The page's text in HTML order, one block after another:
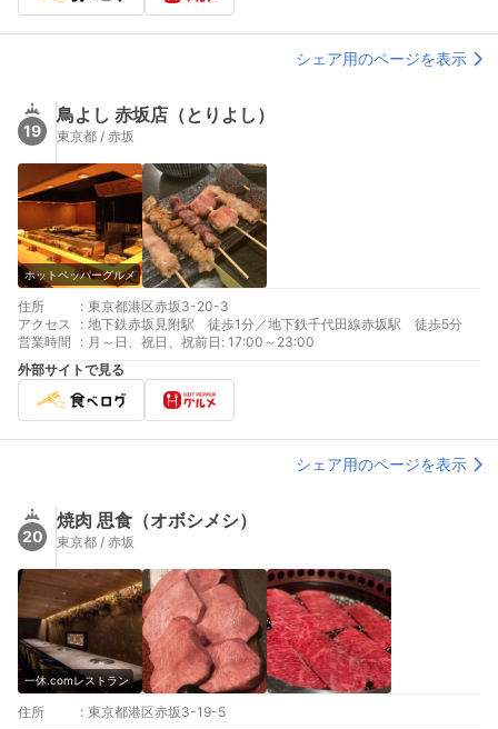
シェア用のページを表示
19
鳥よし 赤坂店（とりよし）
東京都 / 赤坂
ホットペッパーグルメ
住所 : 東京都港区赤坂3-20-3
アクセス
: 地下鉄赤坂見附駅 徒歩1分／地下鉄千代田線赤坂駅 徒歩5分
営業時間
: 月～日、祝日、祝前日: 17:00～23:00
外部サイトで見る
シェア用のページを表示
20
焼肉 思食（オボシメシ）
東京都 / 赤坂
一休.comレストラン
住所 : 東京都港区赤坂3-19-5